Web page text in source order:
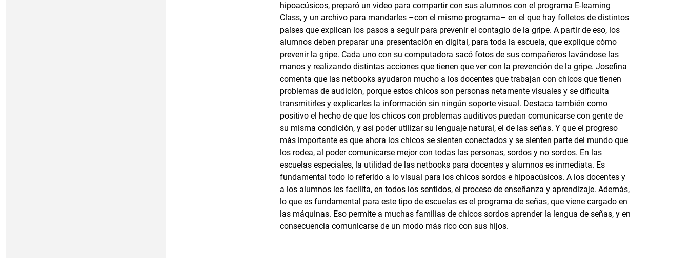
hipoacúsicos, preparó un video para compartir con sus alumnos con el programa E-learning
Class, y un archivo para mandarles –con el mismo programa– en el que hay folletos de distintos
países que explican los pasos a seguir para prevenir el contagio de la gripe. A partir de eso, los
alumnos deben preparar una presentación en digital, para toda la escuela, que explique cómo
prevenir la gripe. Cada uno con su computadora sacó fotos de sus compañeros lavándose las
manos y realizando distintas acciones que tienen que ver con la prevención de la gripe. Josefina
comenta que las netbooks ayudaron mucho a los docentes que trabajan con chicos que tienen
problemas de audición, porque estos chicos son personas netamente visuales y se dificulta
transmitirles y explicarles la información sin ningún soporte visual. Destaca también como
positivo el hecho de que los chicos con problemas auditivos puedan comunicarse con gente de
su misma condición, y así poder utilizar su lenguaje natural, el de las señas. Y que el progreso
más importante es que ahora los chicos se sienten conectados y se sienten parte del mundo que
los rodea, al poder comunicarse mejor con todas las personas, sordos y no sordos. En las
escuelas especiales, la utilidad de las netbooks para docentes y alumnos es inmediata. Es
fundamental todo lo referido a lo visual para los chicos sordos e hipoacúsicos. A los docentes y
a los alumnos les facilita, en todos los sentidos, el proceso de enseñanza y aprendizaje. Además,
lo que es fundamental para este tipo de escuelas es el programa de señas, que viene cargado en
las máquinas. Eso permite a muchas familias de chicos sordos aprender la lengua de señas, y en
consecuencia comunicarse de un modo más rico con sus hijos.